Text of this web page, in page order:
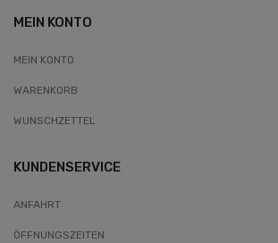
MEIN KONTO
MEIN KONTO
WARENKORB
WUNSCHZETTEL
KUNDENSERVICE
ANFAHRT
ÖFFNUNGSZEITEN